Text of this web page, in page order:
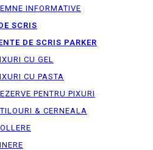
INFORMATIVE
SCRIS
DE SCRIS PARKER
CU GEL
CU PASTA
PENTRU PIXURI
& СERNEALA